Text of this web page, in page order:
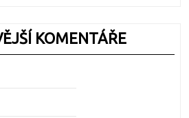
KOMENTÁŘE